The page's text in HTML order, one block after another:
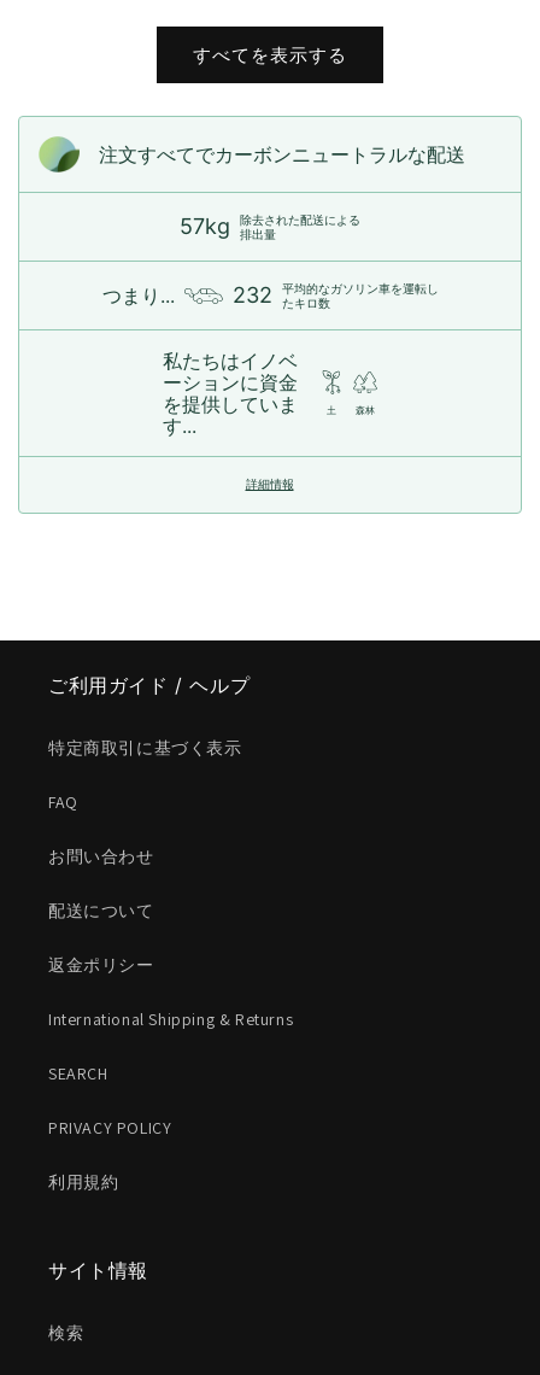
すべてを表示する
注文すべてでカーボンニュートラルな配送
57kg
除去された配送による
排出量
つまり... 232
平均的なガソリン車を運転し
たキロ数
私たちはイノベ
ーションに資金
を提供していま
す...
土 森林
詳細情報
ご利用ガイド / ヘルプ
特定商取引に基づく表示
FAQ
お問い合わせ
配送について
返金ポリシー
International Shipping & Returns
SEARCH
PRIVACY POLICY
利用規約
サイト情報
検索